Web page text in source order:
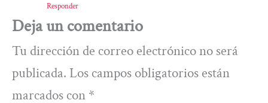
Responder
Deja un comentario
Tu dirección de correo electrónico no será
publicada. Los campos obligatorios están
marcados con *